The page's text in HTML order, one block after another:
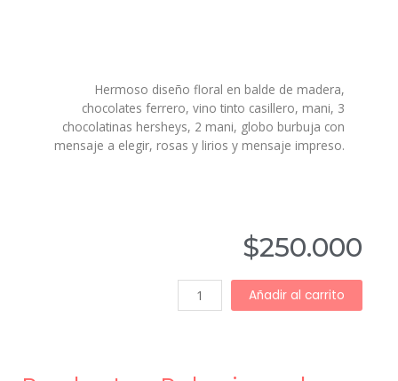
Hermoso diseño floral en balde de madera,
chocolates ferrero, vino tinto casillero, mani, 3
chocolatinas hersheys, 2 mani, globo burbuja con
mensaje a elegir, rosas y lirios y mensaje impreso.
$250.000
Añadir al carrito